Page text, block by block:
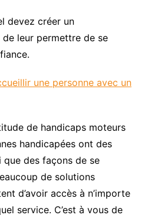
devez créer un
leur permettre de se
une personne avec un
de handicaps moteurs
handicapées ont des
des façons de se
de solutions
d’avoir accès à n’importe
service. C’est à vous de